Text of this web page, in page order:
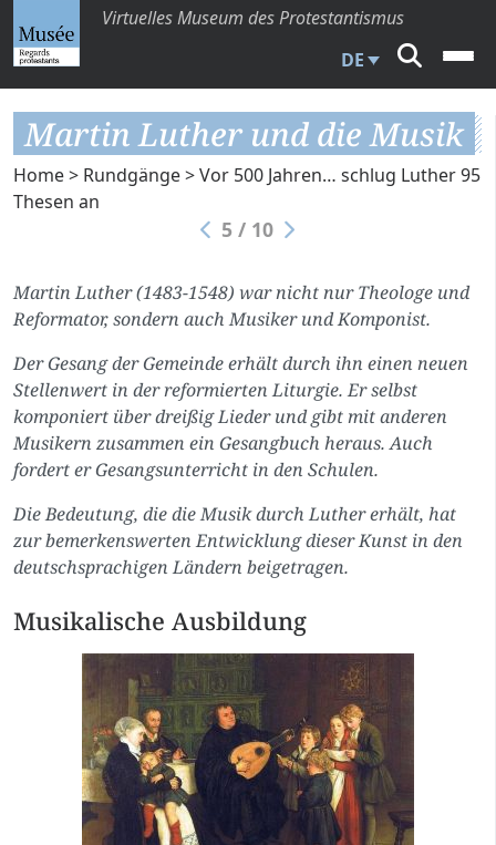
Virtuelles Museum des Protestantismus
DE
Martin Luther und die Musik
Home> Rundgänge>Vor 500 Jahren… schlug Luther 95
Thesen an
5 / 10
Martin Luther (1483-1548) war nicht nur Theologe und
Reformator, sondern auch Musiker und Komponist.
Der Gesang der Gemeinde erhält durch ihn einen neuen
Stellenwert in der reformierten Liturgie. Er selbst
komponiert über dreißig Lieder und gibt mit anderen
Musikern zusammen ein Gesangbuch heraus. Auch
fordert er Gesangsunterricht in den Schulen.
Die Bedeutung, die die Musik durch Luther erhält, hat
zur bemerkenswerten Entwicklung dieser Kunst in den
deutschsprachigen Ländern beigetragen.
Musikalische Ausbildung